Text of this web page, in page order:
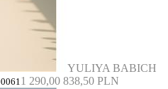
YULIYA BABICH
1 290,00 838,50 PLN